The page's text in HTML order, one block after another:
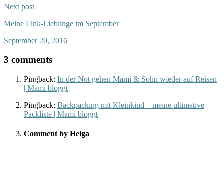
Next post
Meine Link-Lieblinge im September
September 20, 2016
3 comments
Pingback: In der Not gehen Mami & Sohn wieder auf Reisen
| Mami bloggt
Pingback: Backpacking mit Kleinkind – meine ultimative
Packliste | Mami bloggt
Comment by Helga